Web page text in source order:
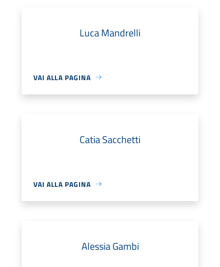
Luca Mandrelli
VAI ALLA PAGINA
Catia Sacchetti
VAI ALLA PAGINA
Alessia Gambi